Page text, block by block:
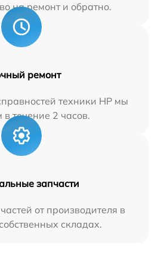
на ремонт и обратно.
ремонт
техники HP мы
в течение 2 часов.
запчасти
от производителя в
складах.